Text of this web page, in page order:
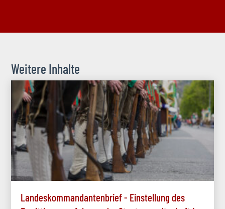
Weitere Inhalte
Landeskommandantenbrief - Einstellung des